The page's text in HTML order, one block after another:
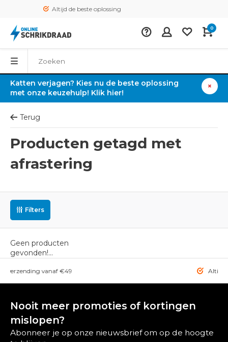
Altijd de beste oplossing
0
Katten verjagen? Kies nu de beste oplossing
met onze keuzehulp! Klik hier!
Terug
Producten getagd met
afrastering
Filters
Geen producten
gevonden!...
vanaf €49 Altijd de
Nooit meer promoties of kortingen
mislopen?
Abonneer je op onze nieuwsbrief om op de hoogte